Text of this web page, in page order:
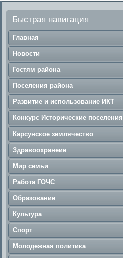
Быстрая навигация
Главная
Новости
Гостям района
Поселения района
Развитие и использование ИКТ
Конкурс Исторические поселения
Карсунское землячество
Здравоохранеие
Мир семьи
Работа ГОЧС
Образование
Культура
Спорт
Молодежная политика